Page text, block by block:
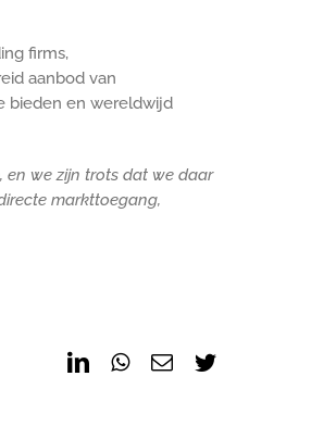
firms,
aanbod van
bieden en wereldwijd
en we zijn trots dat we daar
markttoegang,
LinkedInWhatsApp
EmailTwitter